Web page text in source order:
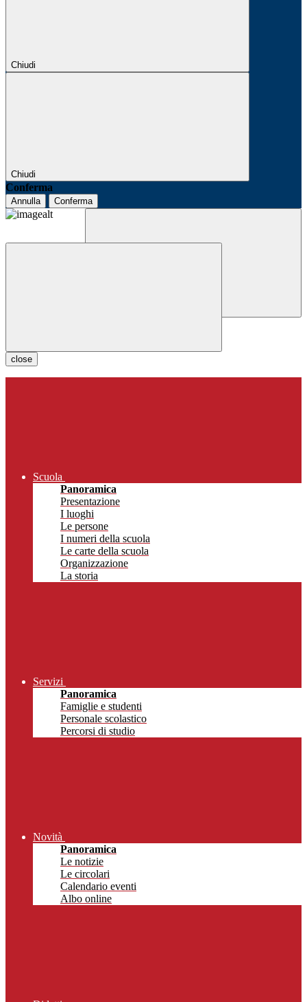
Chiudi
Chiudi
Conferma
Annulla Conferma
close
Scuola
Panoramica
Presentazione
I luoghi
Le persone
I numeri della scuola
Le carte della scuola
Organizzazione
La storia
Servizi
Panoramica
Famiglie e studenti
Personale scolastico
Percorsi di studio
Novità
Panoramica
Le notizie
Le circolari
Calendario eventi
Albo online